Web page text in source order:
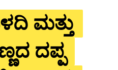
ಮತ್ತು
ದಪ್ಪ
ಮತ್ತು
ದಪ್ಪ